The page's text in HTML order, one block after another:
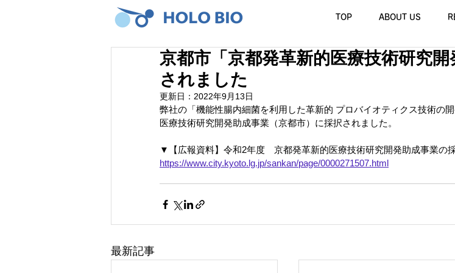
TOP ABOUT US
京都市「京都発革新的医療技術研究
されました
更新日： 2022年9月13日
弊社の「機能性腸内細菌を利用した革新的 プロバイオティクス技術の
医療技術研究開発助成事業（京都市）に採択されました。
▼【広報資料】令和2年度　京都発革新的医療技術研究開発助成事業の
https://www.city.kyoto.lg.jp/sankan/page/0000271507.html
最新記事